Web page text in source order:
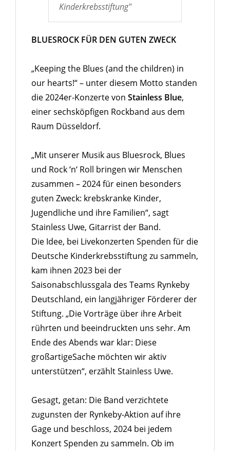
Kinderkrebsstiftung"
BLUESROCK FÜR DEN GUTEN ZWECK
„Keeping the Blues (and the children) in
our hearts!“ – unter diesem Motto standen
die 2024er-Konzerte von Stainless Blue,
einer sechsköpfigen Rockband aus dem
Raum Düsseldorf.
„Mit unserer Musik aus Bluesrock, Blues
und Rock ‘n‘ Roll bringen wir Menschen
zusammen – 2024 für einen besonders
guten Zweck: krebskranke Kinder,
Jugendliche und ihre Familien“, sagt
Stainless Uwe, Gitarrist der Band.
Die Idee, bei Livekonzerten Spenden für die
Deutsche Kinderkrebsstiftung zu sammeln,
kam ihnen 2023 bei der
Saisonabschlussgala des Teams Rynkeby
Deutschland, ein langjähriger Förderer der
Stiftung. „Die Vorträge über ihre Arbeit
rührten und beeindruckten uns sehr. Am
Ende des Abends war klar: Diese
großartigeSache möchten wir aktiv
unterstützen“, erzählt Stainless Uwe.
Gesagt, getan: Die Band verzichtete
zugunsten der Rynkeby-Aktion auf ihre
Gage und beschloss, 2024 bei jedem
Konzert Spenden zu sammeln. Ob im